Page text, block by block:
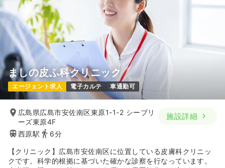
ましの皮ふ科クリニック
エージェント求人 電子カルテ 車通勤可
広島県広島市安佐南区東原1-1-2 シーブリ
ーズ東原4F
西原駅
6分
施設詳細
【クリニック】広島市安佐南区に位置している皮膚科クリニッ
クです。科学的根拠に基づいた確かな診察を行なっています。